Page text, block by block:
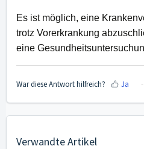
Es ist möglich, eine
trotz Vorerkrankung
eine
War diese Antwort hilfreich? Ja
Verwandte Artikel